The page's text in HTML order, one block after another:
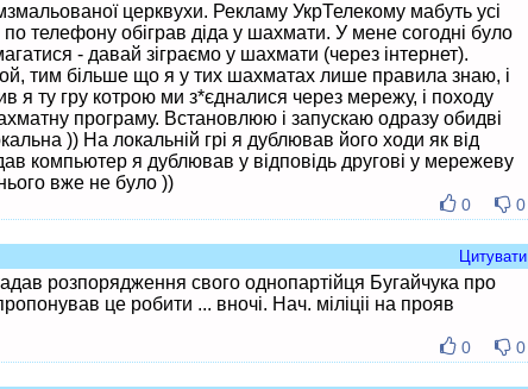
церквухи. Рекламу УкрТелекому мабуть усі
телефону обіграв діда у шахмати. У мене согодні було
- давай зіграємо у шахмати (через інтернет).
тим більше що я у тих шахматах лише правила знаю, і
я ту гру котрою ми з*єдналися через мережу, і походу
програму. Встановлюю і запускаю одразу обидві
)) На локальній грі я дублював його ходи як від
компьютер я дублював у відповідь другові у мережеву
вже не було ))
0 0
Цитувати
розпорядження свого однопартійця Бугайчука про
це робити ... вночі. Нач. міліціі на прояв
0 0